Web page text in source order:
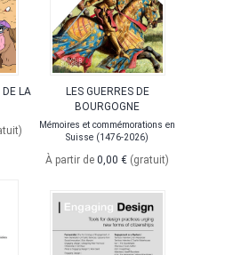
LA
LES GUERRES DE
BOURGOGNE
Mémoires et commémorations en
Suisse (1476-2026)
À partir de 0,00 € (gratuit)